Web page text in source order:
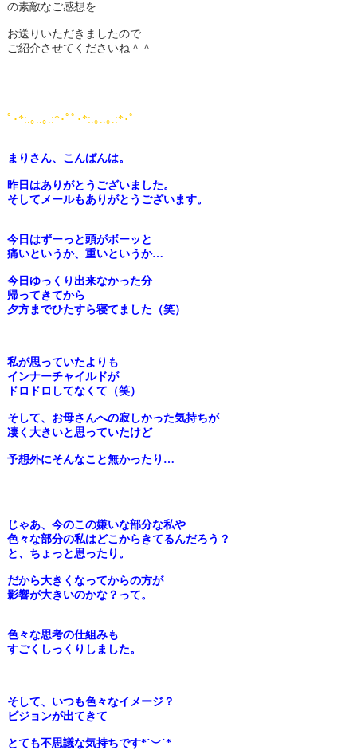
の素敵なご感想を
お送りいただきましたので
ご紹介させてくださいね＾＾
ﾟ･*:.｡..｡.:*･ﾟﾟ･*:.｡..｡.:*･ﾟ
まりさん、こんばんは。
昨日はありがとうございました。
そしてメールもありがとうございます。
今日はずーっと頭がボーッと
痛いというか、重いというか…
今日ゆっくり出来なかった分
帰ってきてから
夕方までひたすら寝てました（笑）
私が思っていたよりも
インナーチャイルドが
ドロドロしてなくて（笑）
そして、お母さんへの寂しかった気持ちが
凄く大きいと思っていたけど
予想外にそんなこと無かったり…
じゃあ、 今のこの嫌いな部分な私や
色々な部分の私はどこからきてるんだろ う？
と、ちょっと思ったり。
だから大きくなってからの方が
影響が大きいのかな？って。
色々な思考の仕組みも
すごくしっくりしました。
そして、いつも色々なイメージ？
ビジョンが出てきて
とても不思議な気持ちです*˙︶˙*